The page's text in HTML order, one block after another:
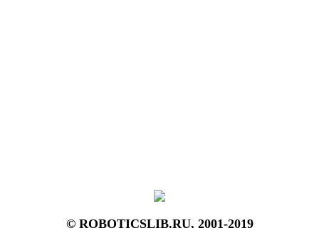
© ROBOTICSLIB.RU, 2001-2019